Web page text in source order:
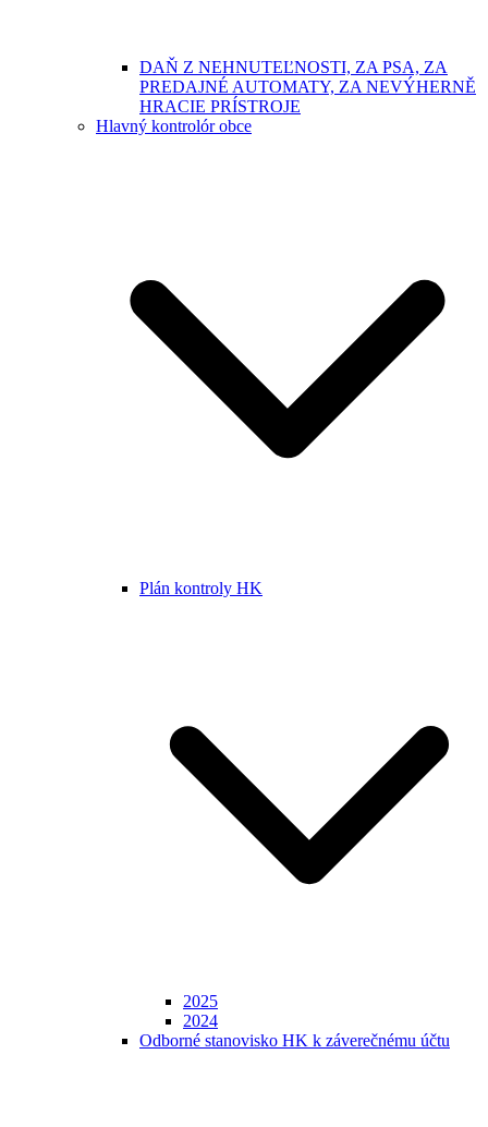
DAŇ Z NEHNUTEĽNOSTI, ZA PSA, ZA
PREDAJNÉ AUTOMATY, ZA NEVÝHERNĚ
HRACIE PRÍSTROJE
Hlavný kontrolór obce
Plán kontroly HK
2025
2024
Odborné stanovisko HK k záverečnému účtu